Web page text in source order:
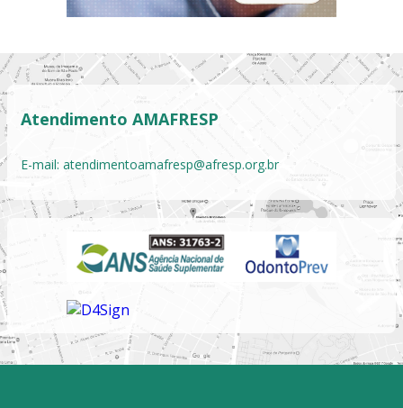
Atendimento AMAFRESP
E-mail: atendimentoamafresp@afresp.org.br